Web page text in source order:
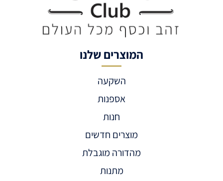
המוצרים שלנו
השקעה
אספנות
חנות
מוצרים חדשים
מהדורה מוגבלת
מתנות